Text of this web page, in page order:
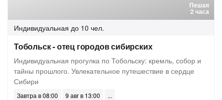
Пешая
2 часа
Индивидуальная до 10 чел.
Тобольск - отец городов сибирских
Индивидуальная прогулка по Тобольску: кремль, собор и
тайны прошлого. Увлекательное путешествие в сердце
Сибири
Завтра в 08:00
9 авг в 13:00